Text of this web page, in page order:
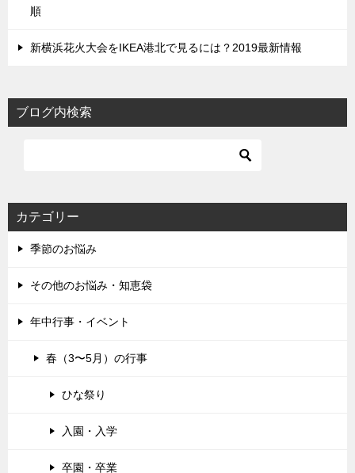
順
新横浜花火大会をIKEA港北で見るには？2019最新情報
ブログ内検索
カテゴリー
季節のお悩み
その他のお悩み・知恵袋
年中行事・イベント
春（3〜5月）の行事
ひな祭り
入園・入学
卒園・卒業